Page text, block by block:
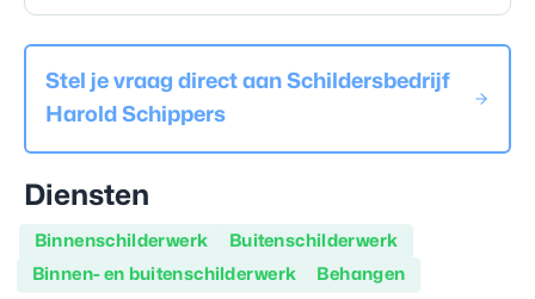
Stel je vraag direct aan Schildersbedrijf
Harold Schippers
Diensten
Binnenschilderwerk Buitenschilderwerk
Binnen- en buitenschilderwerk Behangen